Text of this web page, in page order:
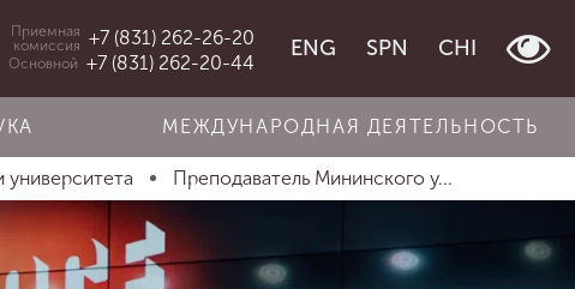
Приемная
комиссия +7 (831) 262-26-20
Основной +7 (831) 262-20-44
ENG SPN CHI
МЕЖДУНАРОДНАЯ ДЕЯТЕЛЬНОСТЬ
университета Преподаватель Мининского у...